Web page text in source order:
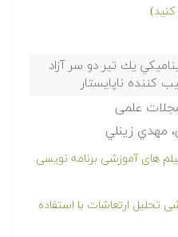
کنید)
يك تير دو سر آزاد
كننده ناپايستار
مجلات علمی
مهدي زينلي
های آموزشی برنامه نویسی
تحلیل ارتعاشات با استفاده